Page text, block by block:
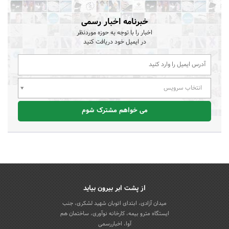
خبرنامه اخبار رسمی
اخبار را با توجه به حوزه موردنظر
در ایمیل خود دریافت کنید
انتخاب سرویس
می خواهم مشترک شوم
از پشت ابر بیرون بیاید
میدان آزادی، ابتدای اتوبان شهید لشکری، جنب
ایستگاه مترو بیمه، کارخانه نوآوری، ساختمان هم
آوا، اخباررسمی